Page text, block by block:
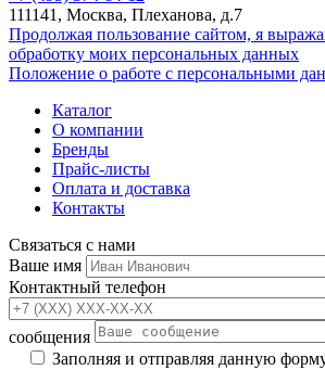
111141, Москва, Плеханова, д.7
Продолжая пользование сайтом, я
обработку моих персональных данных
Положение о работе с персональными
Каталог
О компании
Бренды
Прайс-листы
Оплата и доставка
Контакты
Связаться с нами
Ваше имя
Контактный телефон
сообщения
Заполняя и отправляя данную